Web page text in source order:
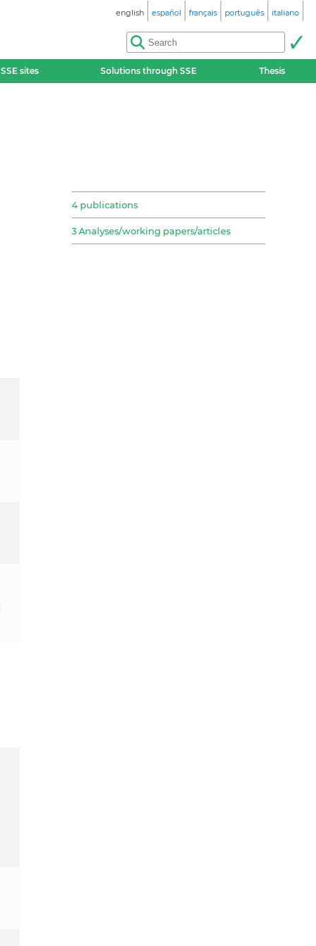
english español français português italiano
SSE sites Solutions through SSE Thesis
4 publications
3 Analyses/working papers/articles